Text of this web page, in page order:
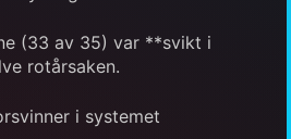
(33 av 35) var **svikt i
rotårsaken.
i systemet